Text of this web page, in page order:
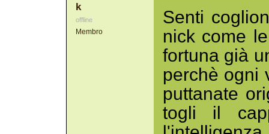
k
offline
Membro
Senti
nick come
fortuna già
perchè ogni
puttanate
togli il